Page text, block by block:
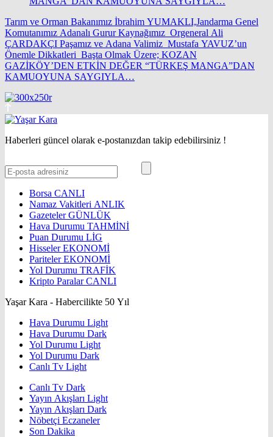
Tarım ve Orman Bakanımız İbrahim YUMAKLI,Jandarma Genel
Komutanımız Adanalı Gurur Kaynağımız Orgeneral Ali
ÇARDAKÇI Paşamız ve Adana Valimiz Mustafa YAVUZ’un
Önemle Dikkatleri Başta Olmak Üzere; KOZAN
GAZİKÖY’DEN ETKİN DEĞER “TÜRKEŞ MANGA”DAN
KAMUOYUNA SAYGIYLA…
Haberleri güncel olarak e-postanızdan takip edebilirsiniz !
Borsa CANLI
Namaz Vakitleri ANLIK
GazetelerGÜNLÜK
Hava Durumu TAHMİNİ
Puan Durumu LİG
HisselerEKONOMİ
ParitelerEKONOMİ
Yol Durumu TRAFİK
Kripto ParalarCANLI
Yaşar Kara - Habercilikte 50 Yıl
Hava Durumu Light
Hava Durumu Dark
Yol Durumu Light
Yol Durumu Dark
Canlı Tv Light
Canlı Tv Dark
Yayın Akışları Light
Yayın Akışları Dark
Nöbetçi Eczaneler
Son Dakika